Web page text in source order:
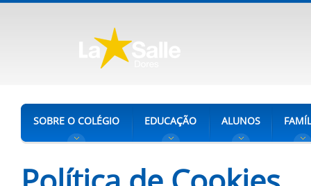
SOBRE O COLÉGIO EDUCAÇÃO ALUNOS